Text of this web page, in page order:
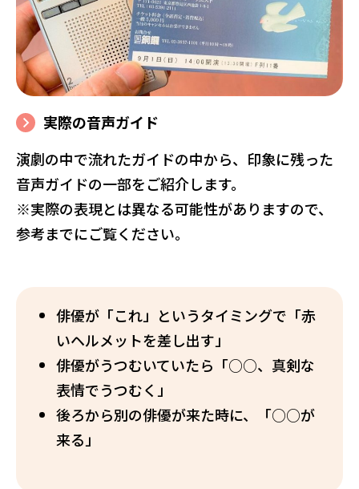
実際の音声ガイド
演劇の中で流れたガイドの中から、印象に残った
音声ガイドの一部をご紹介します。
※実際の表現とは異なる可能性がありますので、
参考までにご覧ください。
俳優が「これ」というタイミングで「赤
いヘルメットを差し出す」
俳優がうつむいていたら「○○、真剣な
表情でうつむく」
後ろから別の俳優が来た時に、「○○が
来る」